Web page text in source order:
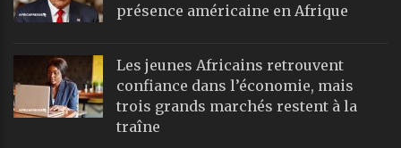
présence américaine en Afrique
Les jeunes Africains retrouvent
confiance dans l’économie, mais
trois grands marchés restent à la
traîne